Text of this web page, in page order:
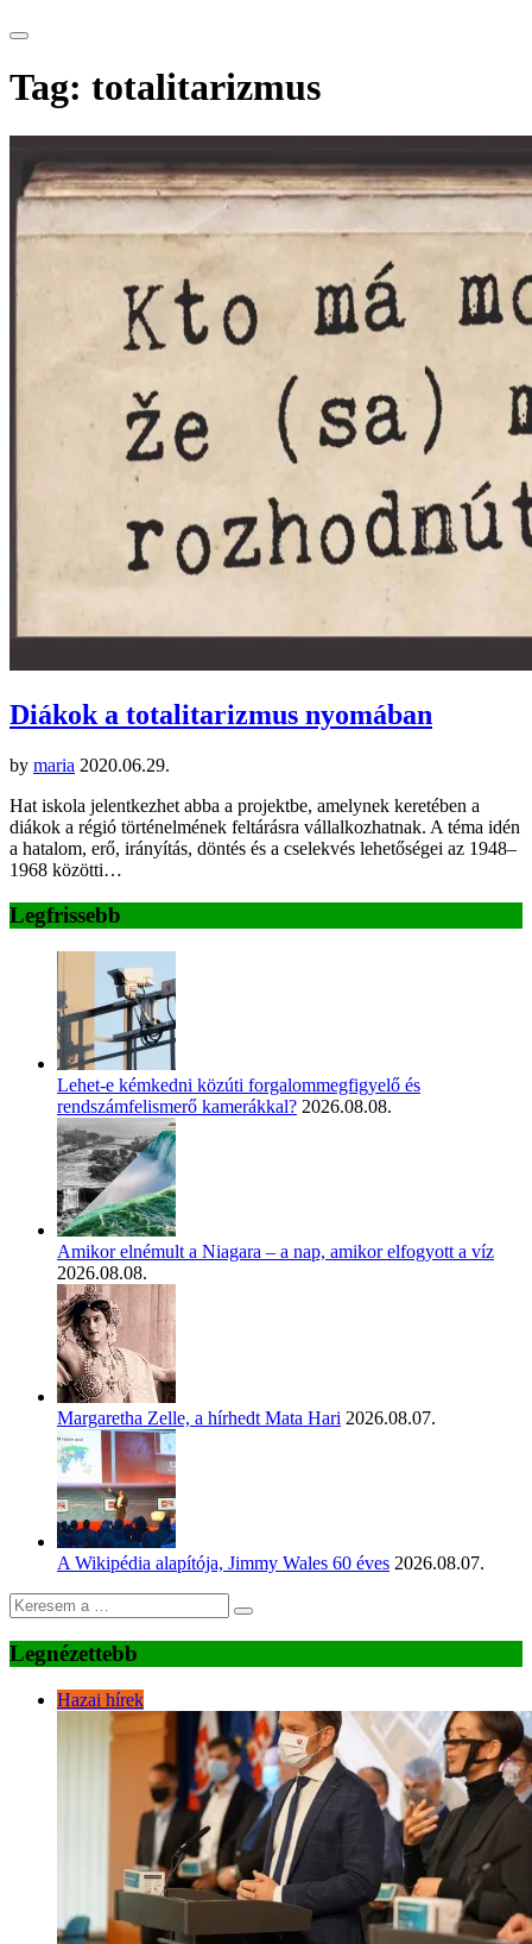
Tag: totalitarizmus
Diákok a totalitarizmus nyomában
by maria 2020.06.29.
Hat iskola jelentkezhet abba a projektbe, amelynek keretében a
diákok a régió történelmének feltárásra vállalkozhatnak. A téma idén
a hatalom, erő, irányítás, döntés és a cselekvés lehetőségei az 1948–
1968 közötti…
Legfrissebb
Lehet-e kémkedni közúti forgalommegfigyelő és
rendszámfelismerő kamerákkal? 2026.08.08.
Amikor elnémult a Niagara – a nap, amikor elfogyott a víz
2026.08.08.
Margaretha Zelle, a hírhedt Mata Hari 2026.08.07.
A Wikipédia alapítója, Jimmy Wales 60 éves 2026.08.07.
Legnézettebb
Hazai hírek